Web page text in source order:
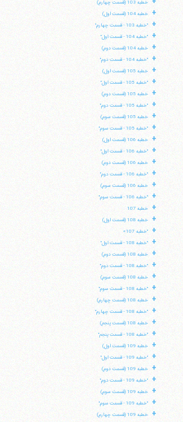
خطبه 103 (قسمت چهارم)
+ خطبه 104 (قسمت اول)
+ "خطبه 103 - قسمت چهارم"
+ "خطبه 104 - قسمت اول"
+ خطبه 104 (قسمت دوم)
+ "خطبه 104 - قسمت دوم"
+ خطبه 105 (قسمت اول)
+ "خطبه 105 - قسمت اول"
+ خطبه 105 (قسمت دوم)
+ "خطبه 105 - قسمت دوم"
+ خطبه 105 (قسمت سوم)
+ "خطبه 105 - قسمت سوم"
+ خطبه 106 (قسمت اول)
+ "خطبه 106 - قسمت اول"
+ خطبه 106 (قسمت دوم)
+ "خطبه 106 - قسمت دوم"
+ خطبه 106 (قسمت سوم)
+ "خطبه 106 - قسمت سوم"
+ خطبه 107
+ خطبه 108 (قسمت اول)
+ "خطبه 107»
+ "خطبه 108 - قسمت اول"
+ خطبه 108 (قسمت دوم)
+ "خطبه 108 - قسمت دوم"
+ خطبه 108 (قسمت سوم)
+ "خطبه 108 - قسمت سوم"
+ خطبه 108 (قسمت چهارم)
+ "خطبه 108 - قسمت چهارم"
+ خطبه 108 (قسمت پنجم)
+ "خطبه 108 - قسمت پنجم"
+ خطبه 109 (قسمت اول)
+ "خطبه 109 - قسمت اول"
+ خطبه 109 (قسمت دوم)
+ "خطبه 109 - قسمت دوم"
+ خطبه 109 (قسمت سوم)
+ "خطبه 109 - قسمت سوم"
+ خطبه 109 (قسمت چهارم)